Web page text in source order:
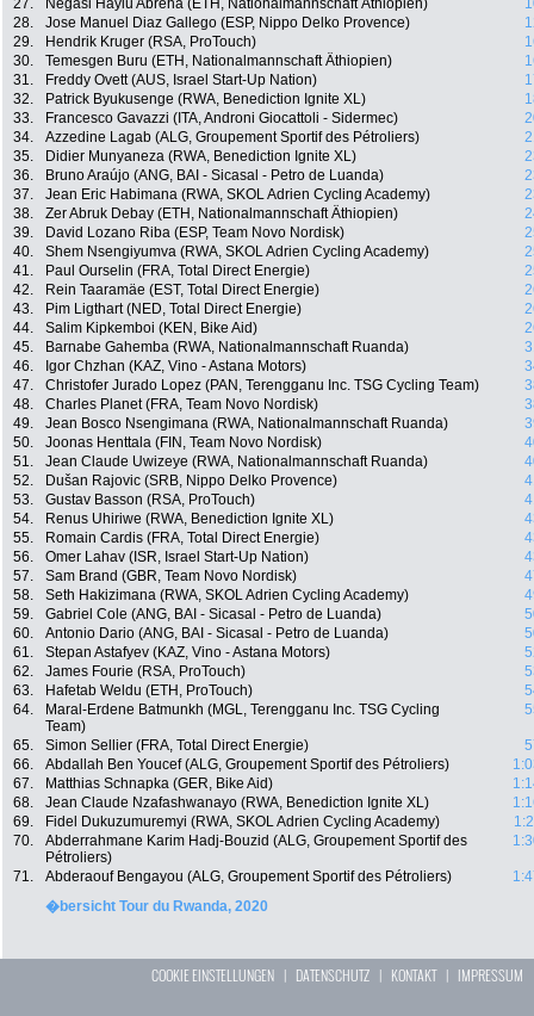
27.
Negasi Haylu Abreha (ETH, Nationalmannschaft Äthiopien)
28.
Jose Manuel Diaz Gallego (ESP, Nippo Delko Provence)
29.
Hendrik Kruger (RSA, ProTouch)
30.
Temesgen Buru (ETH, Nationalmannschaft Äthiopien)
31.
Freddy Ovett (AUS, Israel Start-Up Nation)
32.
Patrick Byukusenge (RWA, Benediction Ignite XL)
33.
Francesco Gavazzi (ITA, Androni Giocattoli - Sidermec)
34.
Azzedine Lagab (ALG, Groupement Sportif des Pétroliers)
35.
Didier Munyaneza (RWA, Benediction Ignite XL)
36.
Bruno Araújo (ANG, BAI - Sicasal - Petro de Luanda)
37.
Jean Eric Habimana (RWA, SKOL Adrien Cycling Academy)
38.
Zer Abruk Debay (ETH, Nationalmannschaft Äthiopien)
39.
David Lozano Riba (ESP, Team Novo Nordisk)
40.
Shem Nsengiyumva (RWA, SKOL Adrien Cycling Academy)
41.
Paul Ourselin (FRA, Total Direct Energie)
42.
Rein Taaramäe (EST, Total Direct Energie)
43.
Pim Ligthart (NED, Total Direct Energie)
44.
Salim Kipkemboi (KEN, Bike Aid)
45.
Barnabe Gahemba (RWA, Nationalmannschaft Ruanda)
46.
Igor Chzhan (KAZ, Vino - Astana Motors)
47.
Christofer Jurado Lopez (PAN, Terengganu Inc. TSG Cycling Team)
48.
Charles Planet (FRA, Team Novo Nordisk)
49.
Jean Bosco Nsengimana (RWA, Nationalmannschaft Ruanda)
50.
Joonas Henttala (FIN, Team Novo Nordisk)
51.
Jean Claude Uwizeye (RWA, Nationalmannschaft Ruanda)
52.
Dušan Rajovic (SRB, Nippo Delko Provence)
53.
Gustav Basson (RSA, ProTouch)
54.
Renus Uhiriwe (RWA, Benediction Ignite XL)
55.
Romain Cardis (FRA, Total Direct Energie)
56.
Omer Lahav (ISR, Israel Start-Up Nation)
57.
Sam Brand (GBR, Team Novo Nordisk)
58.
Seth Hakizimana (RWA, SKOL Adrien Cycling Academy)
59.
Gabriel Cole (ANG, BAI - Sicasal - Petro de Luanda)
60.
Antonio Dario (ANG, BAI - Sicasal - Petro de Luanda)
61.
Stepan Astafyev (KAZ, Vino - Astana Motors)
62.
James Fourie (RSA, ProTouch)
63.
Hafetab Weldu (ETH, ProTouch)
64.
Maral-Erdene Batmunkh (MGL, Terengganu Inc. TSG Cycling
Team)
65. Simon Sellier (FRA, Total Direct Energie)
66.
Abdallah Ben Youcef (ALG, Groupement Sportif des Pétroliers)
67.
Matthias Schnapka (GER, Bike Aid)
68.
Jean Claude Nzafashwanayo (RWA, Benediction Ignite XL)
69.
Fidel Dukuzumuremyi (RWA, SKOL Adrien Cycling Academy)
70.
Abderrahmane Karim Hadj-Bouzid (ALG, Groupement Sportif des
Pétroliers)
71. Abderaouf Bengayou (ALG, Groupement Sportif des Pétroliers)
�bersicht Tour du Rwanda, 2020
COOKIE EINSTELLUNGEN | DATENSCHUTZ | KONTAKT| IMPRESSUM